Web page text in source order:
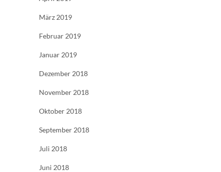
März 2019
Februar 2019
Januar 2019
Dezember 2018
November 2018
Oktober 2018
September 2018
Juli 2018
Juni 2018